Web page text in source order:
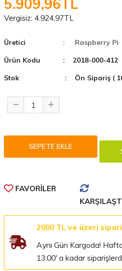
5.909,96TL
Vergisiz: 4.924,97TL
Üretici
: Raspberry Pi
Ürün Kodu
: 2018-000-412
Stok
: Ön Sipariş (
FAVORILER
2000 TL ve üzeri
Aynı Gün Kargoda!
13:00' a kadar